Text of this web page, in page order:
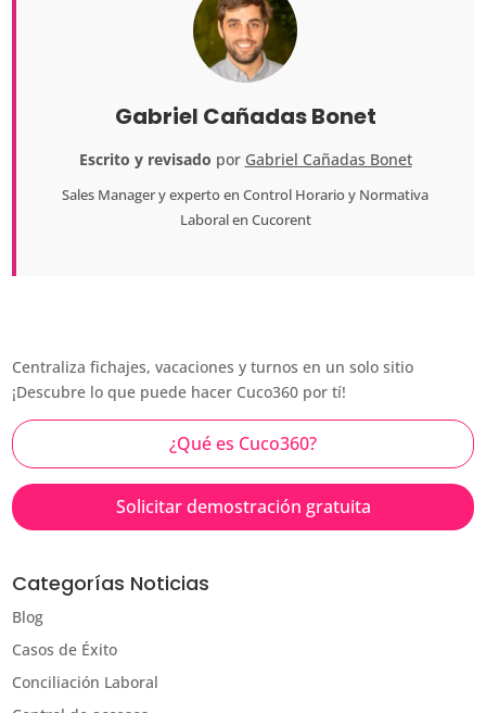
Gabriel Cañadas Bonet
Escrito y revisado por Gabriel Cañadas Bonet
Sales Managery experto en Control Horario y Normativa
Laboral en Cucorent
Centraliza fichajes, vacaciones y turnos en un solo sitio
¡Descubre lo que puede hacer Cuco360 por tí!
¿Qué es Cuco360?
Solicitar demostración gratuita
Categorías Noticias
Blog
Casos de Éxito
Conciliación Laboral